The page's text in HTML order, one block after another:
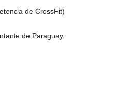
de CrossFit)
de Paraguay.